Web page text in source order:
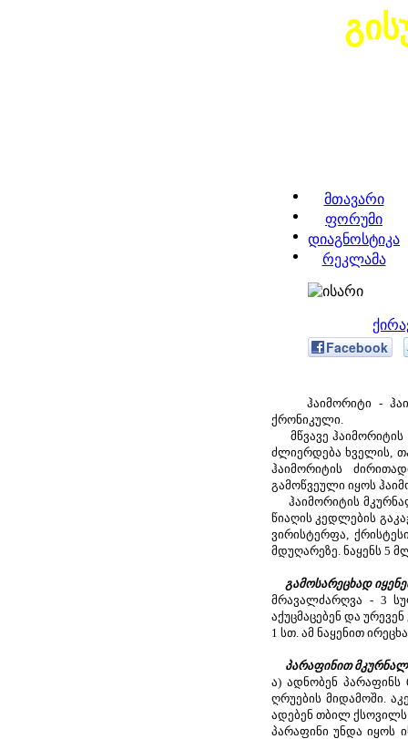
მთავარი
ფორუმი
დიაგნოსტიკა
რეკლამა
Facebook
ჰაიმორიტი -
ქრონიკული.
მწვავე ჰაიმორიტის
ძლიერდება ხველის,
ჰაიმორიტის
გამოწვეული იყოს
ჰაიმორიტის
წიაღის კედლების
ვირისტერფა,
მდუღარეზე. ნაყენს 5
გამოსარეცხად
მრავალძარღვა - 3
აქუცმაცებენ და
1 სთ. ამ ნაყენით
პარაფინით
ა) ადნობენ პარაფინს
ღრუების მიდამოში.
ადებენ თბილ ქსოვილს
პარაფინი უნდა იყოს